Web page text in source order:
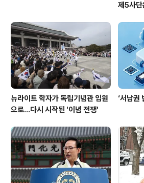
제5사단
뉴라이트 학자가 독립기념관 임원
으로…다시 시작된 '이념 전쟁'
‘서남권